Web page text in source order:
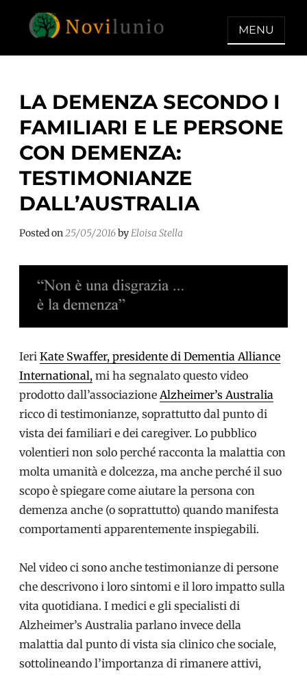
NOVILUNIO
Un aiuto con concreto dopo la
MENU
LA DEMENZA SECONDO I
FAMILIARI E LE PERSONE
CON DEMENZA:
TESTIMONIANZE
DALL’AUSTRALIA
Posted on25/05/2016byEloisa Stella
Ieri Kate Swaffer, presidente di Dementia Alliance
International, mi ha segnalato questo video
prodotto dall’associazione Alzheimer’s Australia
ricco di testimonianze, soprattutto dal punto di
vista dei familiari e dei caregiver. Lo pubblico
volentieri non solo perché racconta la malattia con
molta umanità e dolcezza, ma anche perché il suo
scopo è spiegare come aiutare la persona con
demenza anche (o soprattutto) quando manifesta
comportamenti apparentemente inspiegabili.
Nel video ci sono anche testimonianze di persone
che descrivono i loro sintomi e il loro impatto sulla
vita quotidiana. I medici e gli specialisti di
Alzheimer’s Australia parlano invece della
malattia dal punto di vista sia clinico che sociale,
sottolineando l’importanza di rimanere attivi,